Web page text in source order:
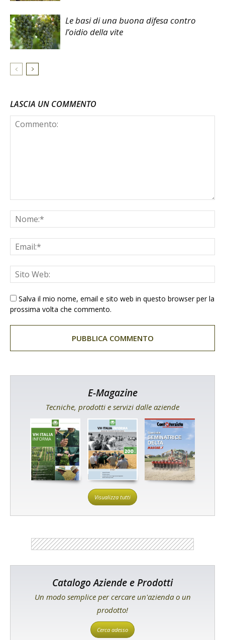
Le basi di una buona difesa contro
l’oidio della vite
LASCIA UN COMMENTO
Salva il mio nome, email e sito web in questo browser per la
prossima volta che commento.
E-Magazine
Tecniche, prodotti e servizi dalle aziende
Visualizza tutti
Catalogo Aziende e Prodotti
Un modo semplice per cercare un'azienda o un
prodotto!
Cerca adesso